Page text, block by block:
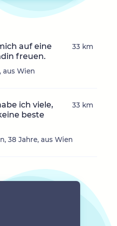
auf eine
freuen.
aus Wien
33 km
ich viele,
beste
38 Jahre, aus Wien
33 km